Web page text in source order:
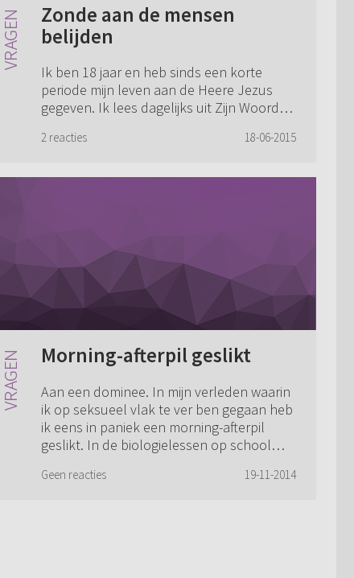
Zonde aan de mensen
belijden
Ik ben 18 jaar en heb sinds een korte
periode mijn leven aan de Heere Jezus
gegeven. Ik lees dagelijks uit Zijn Woord
mensen over de Heere Jezus te vertellen.
2 reacties 18-06-2015
Morning-afterpil geslikt
Aan een dominee. In mijn verleden waarin
ik op seksueel vlak te ver ben gegaan heb
ik eens in paniek een morning-afterpil
geslikt. In de biologielessen op school
Geen reacties 19-11-2014